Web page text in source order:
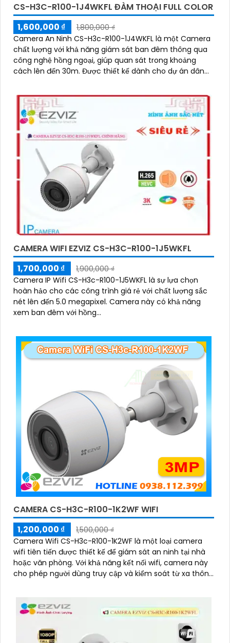
CS-H3C-R100-1J4WKFL ĐÀM THOẠI FULL COLOR
1,600,000 ₫
1,800,000 ₫
Camera An Ninh CS-H3c-R100-1J4WKFL là một Camera
chất lượng với khả năng giám sát ban đêm thông qua
công nghệ hồng ngoại, giúp quan sát trong khoảng
cách lên đến 30m. Được thiết kế dành cho dự án dân
CAMERA WIFI EZVIZ CS-H3C-R100-1J5WKFL
1,700,000 ₫
1,900,000 ₫
Camera IP Wifi CS-H3c-R100-1J5WKFL là sự lựa chọn
hoàn hảo cho các công trình giá rẻ với chất lượng sắc
nét lên đến 5.0 megapixel. Camera này có khả năng
xem ban đêm với hồng...
CAMERA CS-H3C-R100-1K2WF WIFI
1,200,000 ₫
1,500,000 ₫
Camera Wifi CS-H3c-R100-1K2WF là một loại camera
wifi tiên tiến được thiết kế để giám sát an ninh tại nhà
hoặc văn phòng. Với khả năng kết nối wifi, camera này
cho phép người dùng truy cập và kiểm soát từ xa thông